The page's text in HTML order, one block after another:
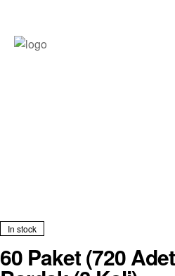
In stock
60 Paket (720